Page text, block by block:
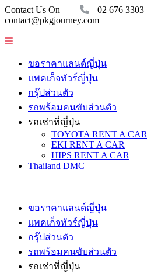
Contact Us On
02 676 3303
contact@pkgjourney.com
ขอราคาแลนด์ญี่ปุ่น
แพคเก็จทัวร์ญี่ปุ่น
กรุ๊ปส่วนตัว
รถพร้อมคนขับส่วนตัว
รถเช่าที่ญี่ปุ่น
TOYOTA RENT A CAR
EKI RENT A CAR
HIPS RENT A CAR
Thailand DMC
ขอราคาแลนด์ญี่ปุ่น
แพคเก็จทัวร์ญี่ปุ่น
กรุ๊ปส่วนตัว
รถพร้อมคนขับส่วนตัว
รถเช่าที่ญี่ปุ่น